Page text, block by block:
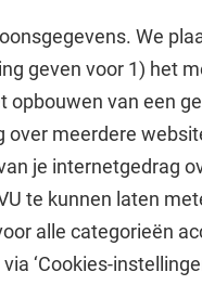
We
geven voor 1) het
opbouwen van een
meerdere
je internetgedrag
te kunnen laten
alle categorieën
‘Cookies-
Doneer
VU